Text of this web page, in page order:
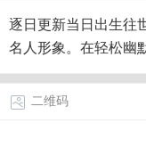
逐日更新当日出生往
名人形象。在轻松幽
二维码